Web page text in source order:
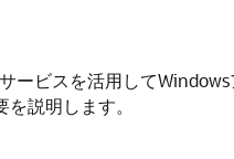
ービスを活用して
説明します。